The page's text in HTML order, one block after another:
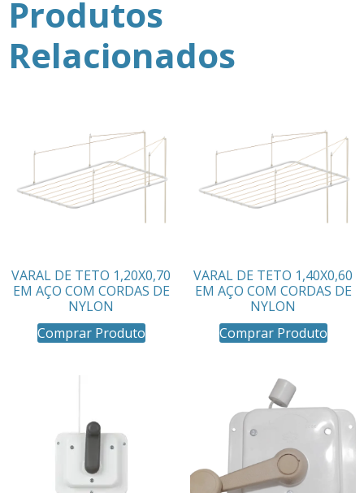
Produtos
Relacionados
VARAL DE TETO 1,20X0,70
EM AÇO COM CORDAS DE
NYLON
Comprar Produto
VARAL DE TETO 1,40X0,60
EM AÇO COM CORDAS DE
NYLON
Comprar Produto